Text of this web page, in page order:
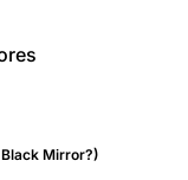
Mirror?)